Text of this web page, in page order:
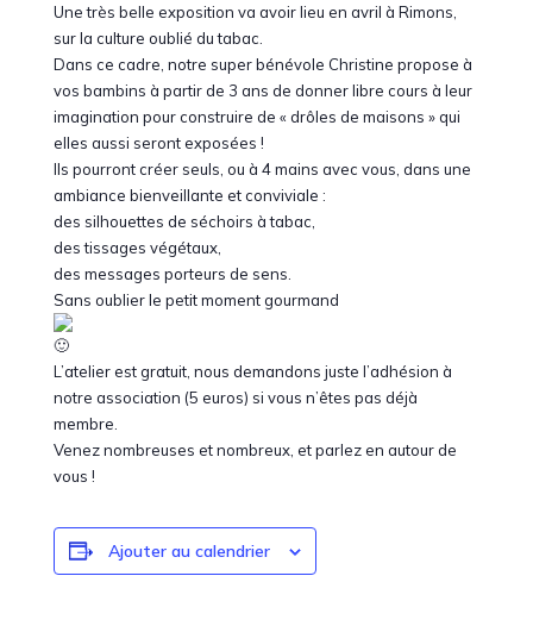
Une très belle exposition va avoir lieu en avril à Rimons,
sur la culture oublié du tabac.
Dans ce cadre, notre super bénévole Christine propose à
vos bambins à partir de 3 ans de donner libre cours à leur
imagination pour construire de « drôles de maisons » qui
elles aussi seront exposées !
Ils pourront créer seuls, ou à 4 mains avec vous, dans une
ambiance bienveillante et conviviale :
des silhouettes de séchoirs à tabac,
des tissages végétaux,
des messages porteurs de sens.
Sans oublier le petit moment gourmand
L’atelier est gratuit, nous demandons juste l’adhésion à
notre association (5 euros) si vous n’êtes pas déjà
membre.
Venez nombreuses et nombreux, et parlez en autour de
vous !
Ajouter au calendrier